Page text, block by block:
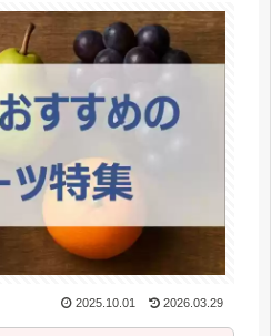
2025.10.01 2026.03.29